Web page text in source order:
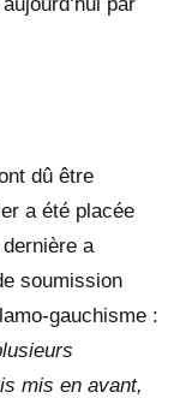
dû être
a été placée
a
soumission
gauchisme :
mis en avant,